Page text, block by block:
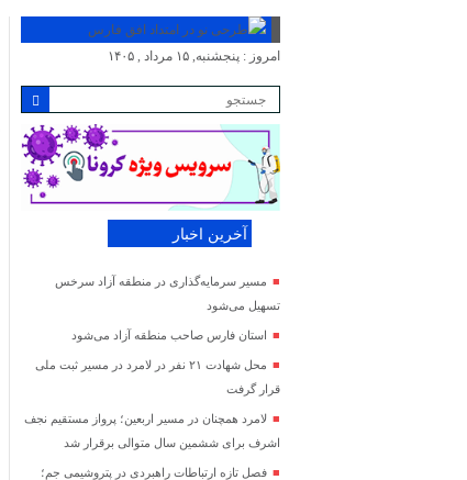
امروز : پنجشنبه, ۱۵ مرداد , ۱۴۰۵
آخرین اخبار
مسیر سرمایه‌گذاری در منطقه آزاد سرخس
تسهیل می‌شود
استان فارس صاحب منطقه آزاد می‌شود
محل شهادت ۲۱ نفر در لامرد در مسیر ثبت ملی
قرار گرفت
لامرد همچنان در مسیر اربعین؛ پرواز مستقیم نجف
اشرف برای ششمین سال متوالی برقرار شد
فصل تازه ارتباطات راهبردی در پتروشیمی جم؛